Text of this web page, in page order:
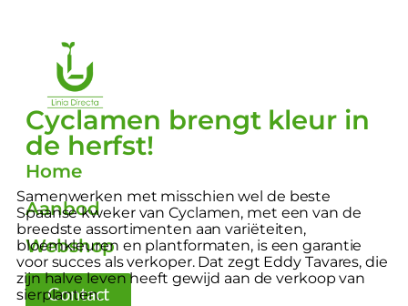
Home
Aanbod
Webshop
Contact
Cyclamen brengt kleur in
de herfst!
Samenwerken met misschien wel de beste
Spaanse kweker van Cyclamen, met een van de
breedste assortimenten aan variëteiten,
bloemkleuren en plantformaten, is een garantie
voor succes als verkoper. Dat zegt Eddy Tavares, die
zijn halve leven heeft gewijd aan de verkoop van
sierplanten.